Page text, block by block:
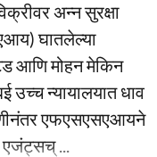
अन्न सुरक्षा
घातलेल्या
आणि मोहन मेकिन
उच्च न्यायालयात धाव
एफएसएसएआयने
एजंट्सच् ...